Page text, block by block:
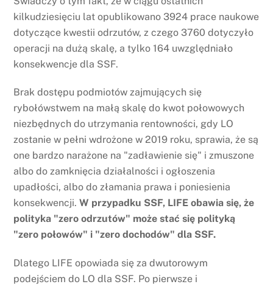
kilkudziesięciu lat opublikowano 3924 prace naukowe
dotyczące kwestii odrzutów, z czego 3760 dotyczyło
operacji na dużą skalę, a tylko 164 uwzględniało
konsekwencje dla SSF.
Brak dostępu podmiotów zajmujących się
rybołówstwem na małą skalę do kwot połowowych
niezbędnych do utrzymania rentowności, gdy LO
zostanie w pełni wdrożone w 2019 roku, sprawia, że są
one bardzo narażone na "zadławienie się" i zmuszone
albo do zamknięcia działalności i ogłoszenia
upadłości, albo do złamania prawa i poniesienia
konsekwencji.W przypadku SSF, LIFE obawia się, że
polityka "zero odrzutów" może stać się polityką
"zero połowów" i "zero dochodów" dla SSF.
Dlatego LIFE opowiada się za dwutorowym
podejściem do LO dla SSF. Po pierwsze i